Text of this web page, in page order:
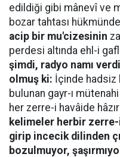
edildiği gibi mânevî ve
bozar tahtası
acip bir mu'cizesinin
perdesi altında ehl-i
şimdi, radyo namı
olmuş ki: İçinde hadsiz
bulunan gayr-ı
her zerre-i havâide hâzır
kelimeler herbir zerre-
girip incecik dilinden
bozulmuyor,